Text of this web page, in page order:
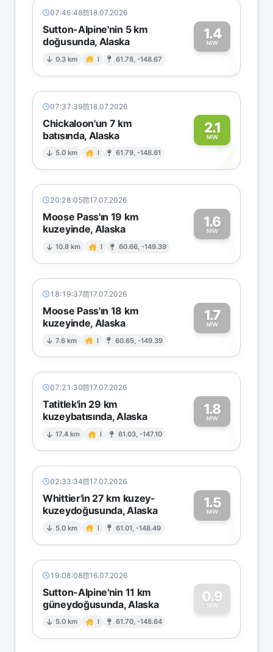
07:46:48 18.07.2026
Sutton-Alpine'nin 5 km
doğusunda, Alaska
0.3 km I 61.78, -148.67
1.4
MW1
07:37:39 18.07.2026
Chickaloon'un 7 km
batısında, Alaska
5.0 km I 61.79, -148.61
2.1
MW2
20:28:05 17.07.2026
Moose Pass'ın 19 km
kuzeyinde, Alaska
10.8 km I 60.66, -149.39
1.6
MW1
18:19:37 17.07.2026
Moose Pass'ın 18 km
kuzeyinde, Alaska
7.6 km I 60.65, -149.39
1.7
MW1
07:21:30 17.07.2026
Tatitlek'in 29 km
kuzeybatısında, Alaska
17.4 km I 61.03, -147.10
1.8
MW1
02:33:34 17.07.2026
Whittier'in 27 km kuzey-
kuzeydoğusunda, Alaska
5.0 km I 61.01, -148.49
1.5
MW1
19:08:08 16.07.2026
Sutton-Alpine'nin 11 km
güneydoğusunda, Alaska
5.0 km I 61.70, -148.64
0.9
MW
0